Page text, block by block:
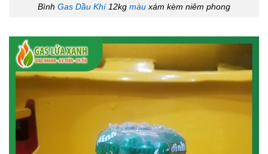
Bình Gas Dầu Khí12kg màu xám kèm niêm phong